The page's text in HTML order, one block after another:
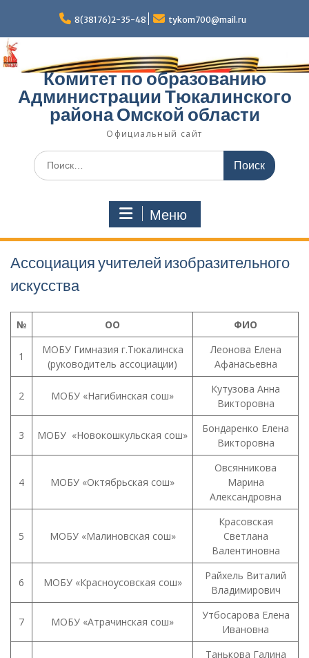
содержимому
8(38176)2-35-48 tykom700@mail.ru
Комитет по образованию
Администрации Тюкалинского
района Омской области
Официальный сайт
Поиск
по:
Меню
Ассоциация учителей изобразительного
искусства
№ ОО ФИО
1
МОБУ Гимназия г.Тюкалинска
(руководитель ассоциации)
Леонова Елена
Афанасьевна
2 МОБУ «Нагибинская сош»
Кутузова Анна
Викторовна
3 МОБУ «Новокошкульская сош»
Бондаренко Елена
Викторовна
4 МОБУ «Октябрьская сош»
Овсянникова
Марина
Александровна
5 МОБУ «Малиновская сош»
Красовская
Светлана
Валентиновна
6 МОБУ «Красноусовская сош»
Райхель Виталий
Владимирович
7 МОБУ «Атрачинская сош»
Утбосарова Елена
Ивановна
Танькова Галина